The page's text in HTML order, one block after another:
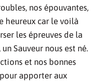
nos épouvantes,
heureux car le voilà
les épreuves de la
Sauveur nous est né.
et nos bonnes
apporter aux